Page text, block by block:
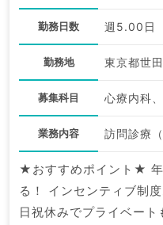
勤務日数 週5.00日
勤務地 東京都世
募集科目
業務内容 訪問診療
★おすすめポイント★
る！ インセンティブ制
日祝休みでプライベートも充